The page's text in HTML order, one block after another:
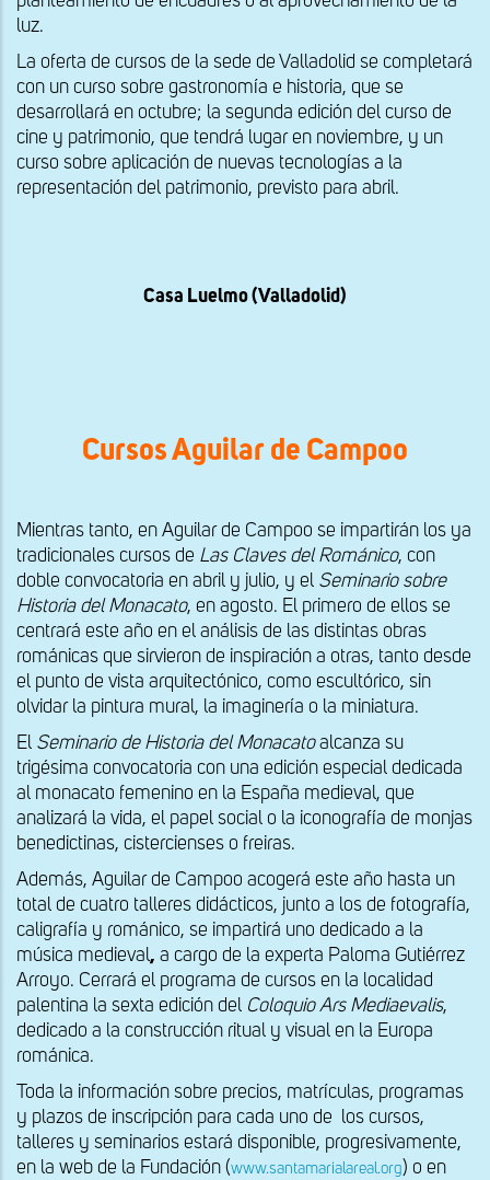
luz.
La oferta de cursos de la sede de Valladolid se completará
con un curso sobre gastronomía e historia, que se
desarrollará en octubre; la segunda edición del curso de
cine y patrimonio, que tendrá lugar en noviembre, y un
curso sobre aplicación de nuevas tecnologías a la
representación del patrimonio, previsto para abril.
Casa Luelmo (Valladolid)
Cursos Aguilar de Campoo
Mientras tanto, en Aguilar de Campoo se impartirán los ya
tradicionales cursos de Las Claves del Románico, con
doble convocatoria en abril y julio, y el Seminario sobre
Historia del Monacato, en agosto. El primero de ellos se
centrará este año en el análisis de las distintas obras
románicas que sirvieron de inspiración a otras, tanto desde
el punto de vista arquitectónico, como escultórico, sin
olvidar la pintura mural, la imaginería o la miniatura.
El Seminario de Historia del Monacatoalcanza su
trigésima convocatoria con una edición especial dedicada
al monacato femenino en la España medieval, que
analizará la vida, el papel social o la iconografía de monjas
benedictinas, cistercienses o freiras.
Además, Aguilar de Campoo acogerá este año hasta un
total de cuatro talleres didácticos, junto a los de fotografía,
caligrafía y románico, se impartirá uno dedicado a la
música medieval, a cargo de la experta Paloma Gutiérrez
Arroyo. Cerrará el programa de cursos en la localidad
palentina la sexta edición del Coloquio Ars Mediaevalis,
dedicado a la construcción ritual y visual en la Europa
románica.
Toda la información sobre precios, matrículas, programas
y plazos de inscripción para cada uno de los cursos,
talleres y seminarios estará disponible, progresivamente,
en la web de la Fundación (www.santamarialareal.org) o en